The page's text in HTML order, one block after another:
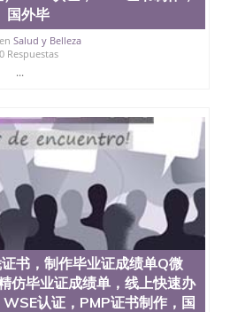
证、留学生学位认证、英国文
、澳洲文凭学历、加拿大文凭
q:551190476 微信：
大学成绩单（San Jose State
大学成绩单（ San Jose State
大学成绩单（San Jose State
塞州立大学文凭（San Jose
州立大学（San Jose State
学（San Jose State
大学（ San Jose State
学（San Jose State
大学文凭（San Jose State
大学文凭（San Jose State
州立大学文凭（San Jose
州立大学学历（ San Jose
国外毕
Salud y Belleza
0 Respuestas
...
书，制作毕业证成绩单Q微
仿毕业证成绩单，线上快速办
认证，PMP证书制作，国